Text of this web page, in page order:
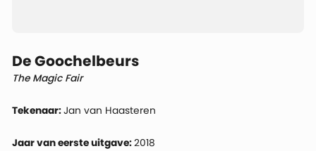
De Goochelbeurs
The Magic Fair
Tekenaar:Jan van Haasteren
Jaar van eerste uitgave:2018